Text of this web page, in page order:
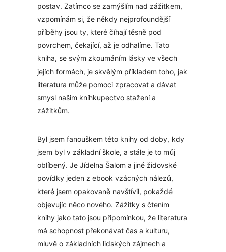
postav. Zatímco se zamýšlím nad zážitkem,
vzpomínám si, že někdy nejprofoundější
příběhy jsou ty, které číhají těsně pod
povrchem, čekající, až je odhalíme. Tato
kniha, se svým zkoumáním lásky ve všech
jejích formách, je skvělým příkladem toho, jak
literatura může pomoci zpracovat a dávat
smysl našim kníhkupectvo stažení a
zážitkům.
Byl jsem fanouškem této knihy od doby, kdy
jsem byl v základní škole, a stále je to můj
oblíbený. Je Jídelna Šalom a jiné židovské
povídky jeden z ebook vzácných nálezů,
které jsem opakovaně navštívil, pokaždé
objevujíc něco nového. Zážitky s čtením
knihy jako tato jsou připomínkou, že literatura
má schopnost překonávat čas a kulturu,
mluvě o základních lidských zájmech a